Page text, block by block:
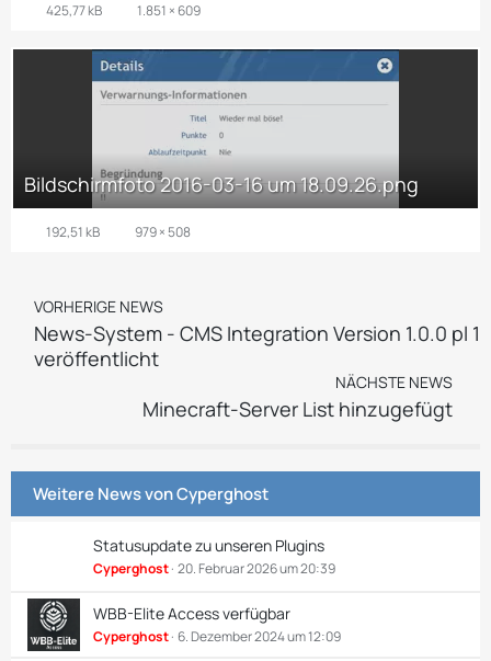
425,77 kB 1.851 × 609
Bildschirmfoto 2016-03-16 um 18.09.26.png
192,51 kB 979 × 508
VORHERIGE NEWS
News-System - CMS Integration Version 1.0.0 pl 1
veröffentlicht
NÄCHSTE NEWS
Minecraft-Server List hinzugefügt
Weitere News vonCyperghost
Statusupdate zu unseren Plugins
Cyperghost 20. Februar 2026 um 20:39
WBB-Elite Access verfügbar
Cyperghost 6. Dezember 2024 um 12:09